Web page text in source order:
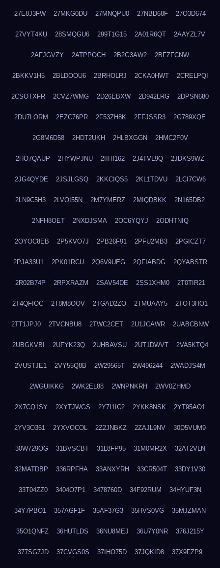
27E8J3FW 27MKG0DU 27MNQPU0 27NBD68F 27O3D674
27VYT4KU 28SMQGU6 299T1G15 2A01R6QT 2AAYZL7V
2AFJGVZY 2ATPPOCH 2B2G3AW2 2BFZFCNW
2BKKV1H5 2BLDOOU6 2BRHOLRJ 2CKA0HWT 2CRELPQI
2CSOTXFR 2CVZ7WMG 2D26EBXW 2D942LRG 2DPSN680
2DU7LORM 2EZC76PR 2F53ZH8K 2FFJSSR3 2G789XQE
2G8M6D58 2HDT2UKH 2HLBXGGN 2HMC2F0V
2HO7QAUP 2HYWPJNU 2IIHI162 2J4TVL9Q 2JDKS9WZ
2JG4QYDE 2JSJLGSQ 2KKCIQS5 2KL1TDVU 2LCI7CW6
2LN9C5H3 2LVOI55N 2M7YMERZ 2MIQDBKK 2N165DB2
2NFH8OET 2NXDJSMA 2OC6YQYJ 2ODHTNIQ
2OYOC8EB 2P5KVO7J 2PB26F91 2PFU2MB3 2PGICZT7
2PJA33U1 2PK01RCU 2Q6V9UEG 2QFIABDG 2QYABSTR
2R02B74P 2RPXRAZM 2SAV54DE 2SS1XHM0 2T0TIR21
2T4QFIOC 2T8M8OOV 2TGAD2ZO 2TMUAAY5 2TOT3HO1
2TT1JPJ0 2TVCNBU8 2TWC2CET 2U1JCAWR 2UABCBNW
2UBGKVBI 2UFYK23Q 2UHBAVSU 2UT1DWVT 2VA5KTQ4
2VUSTJE1 2VY55Q8B 2W29565T 2W496244 2WADJS4M
2WGUIKKG 2WK2EL88 2WNPNKRH 2WV0ZHMD
2X7CQ1SY 2XYTJWGS 2Y7I1IC2 2YKK8NSK 2YT95AO1
2YV3O361 2YXVOCOL 2Z2JNBKZ 2ZAJL9NV 30D5VUM9
30W729OG 31BVSCBT 31L8FP95 31M0MR2X 32AT2VLN
32MATDBP 336RPFHA 33ANXYRH 33CR504T 33DY1V30
33T04ZZ0 3404O7P1 3478760D 34F92RUM 34HYUF3N
34Y7PBO1 357AGF1F 35AF37G3 35HVS0VG 35MJZMAN
35O1QNFZ 36HUTLDS 36NU8MEJ 36U7Y0NR 376J215Y
377SG7JD 37CVGS0S 37IHO75D 37JQKID8 37X9FZP9